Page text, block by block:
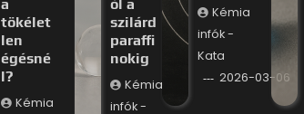
a
tökélet
len
égésné
l?
Kémia
ól a
szilárd
paraffi
nokig
Kémia
infók -
Kémia
infók -
Kata
2026-03-06